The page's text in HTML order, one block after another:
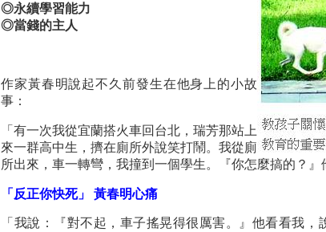
◎永續學習能力
◎當錢的主人
作家黃春明說起不久前發生在他身上的小故
事：
「有一次我從宜蘭搭火車回台北，瑞芳那站上
來一群高中生，擠在廁所外說笑打鬧。我從廁
所出來，車一轉彎，我撞到一個學生。『你怎麼搞的？』
「反正你快死」 黃春明心痛
「我說：『對不起，車子搖晃得很厲害。』他看看我，